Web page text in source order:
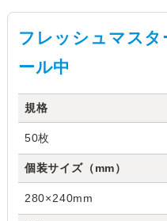
フレッシュマス
ール中
規格
50枚
個装サイズ（mm）
280×240mm